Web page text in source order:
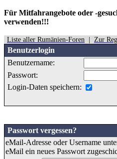
Für Mitfahrangebote oder -
verwenden!!!
Liste aller Rumänien-Foren Zur
Benutzerlogin
Benutzername:
Passwort:
Login-Daten speichern:
Passwort vergessen?
eMail-Adresse oder Username
eMail ein neues Passwort